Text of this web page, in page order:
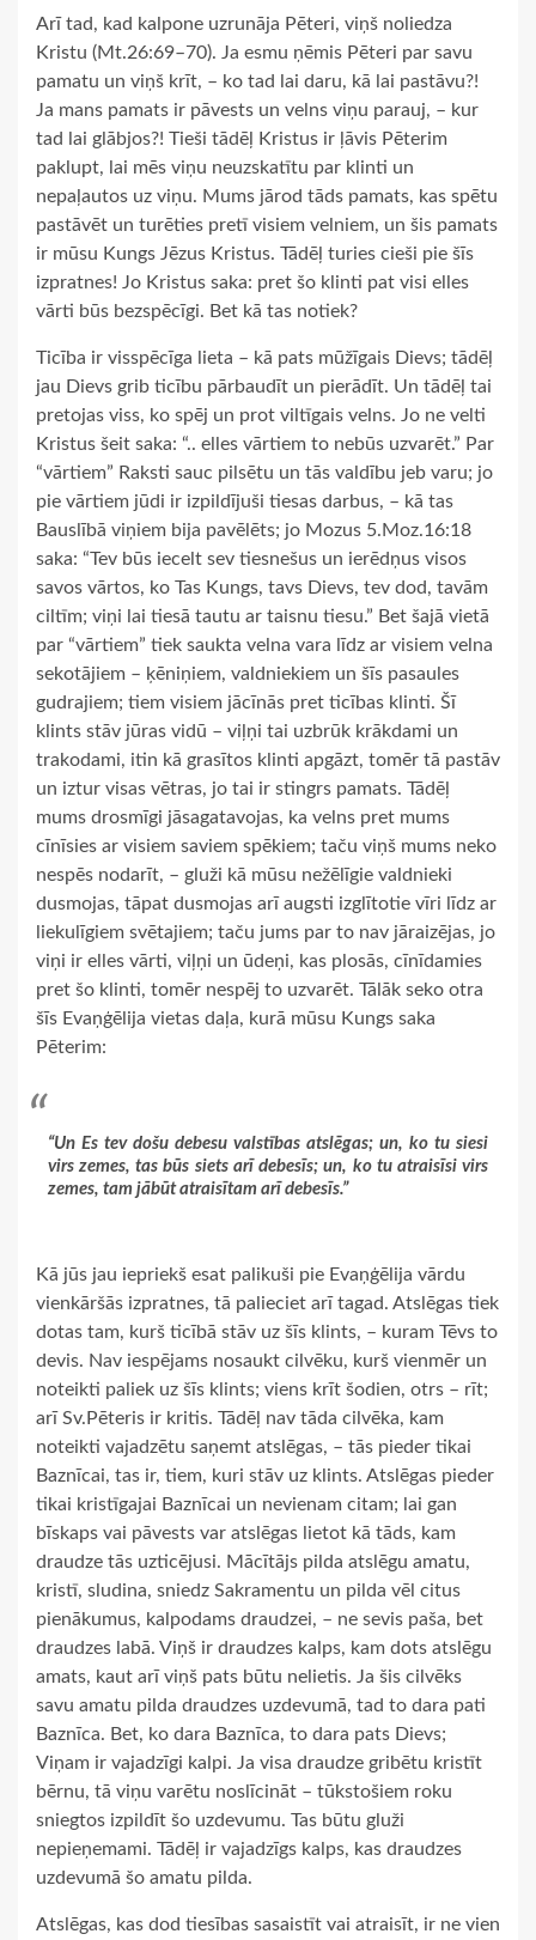
Arī tad, kad kalpone uzrunāja Pēteri, viņš noliedza
Kristu (Mt.26:69–70). Ja esmu ņēmis Pēteri par savu
pamatu un viņš krīt, – ko tad lai daru, kā lai pastāvu?!
Ja mans pamats ir pāvests un velns viņu parauj, – kur
tad lai glābjos?! Tieši tādēļ Kristus ir ļāvis Pēterim
paklupt, lai mēs viņu neuzskatītu par klinti un
nepaļautos uz viņu. Mums jārod tāds pamats, kas spētu
pastāvēt un turēties pretī visiem velniem, un šis pamats
ir mūsu Kungs Jēzus Kristus. Tādēļ turies cieši pie šīs
izpratnes! Jo Kristus saka: pret šo klinti pat visi elles
vārti būs bezspēcīgi. Bet kā tas notiek?
Ticība ir visspēcīga lieta – kā pats mūžīgais Dievs; tādēļ
jau Dievs grib ticību pārbaudīt un pierādīt. Un tādēļ tai
pretojas viss, ko spēj un prot viltīgais velns. Jo ne velti
Kristus šeit saka: “.. elles vārtiem to nebūs uzvarēt.” Par
“vārtiem” Raksti sauc pilsētu un tās valdību jeb varu; jo
pie vārtiem jūdi ir izpildījuši tiesas darbus, – kā tas
Bauslībā viņiem bija pavēlēts; jo Mozus 5.Moz.16:18
saka: “Tev būs iecelt sev tiesnešus un ierēdņus visos
savos vārtos, ko Tas Kungs, tavs Dievs, tev dod, tavām
ciltīm; viņi lai tiesā tautu ar taisnu tiesu.” Bet šajā vietā
par “vārtiem” tiek saukta velna vara līdz ar visiem velna
sekotājiem – ķēniņiem, valdniekiem un šīs pasaules
gudrajiem; tiem visiem jācīnās pret ticības klinti. Šī
klints stāv jūras vidū – viļņi tai uzbrūk krākdami un
trakodami, itin kā grasītos klinti apgāzt, tomēr tā pastāv
un iztur visas vētras, jo tai ir stingrs pamats. Tādēļ
mums drosmīgi jāsagatavojas, ka velns pret mums
cīnīsies ar visiem saviem spēkiem; taču viņš mums neko
nespēs nodarīt, – gluži kā mūsu nežēlīgie valdnieki
dusmojas, tāpat dusmojas arī augsti izglītotie vīri līdz ar
liekulīgiem svētajiem; taču jums par to nav jāraizējas, jo
viņi ir elles vārti, viļņi un ūdeņi, kas plosās, cīnīdamies
pret šo klinti, tomēr nespēj to uzvarēt. Tālāk seko otra
šīs Evaņģēlija vietas daļa, kurā mūsu Kungs saka
Pēterim:
“Un Es tev došu debesu valstības atslēgas; un, ko tu siesi
virs zemes, tas būs siets arī debesīs; un, ko tu atraisīsi virs
zemes, tam jābūt atraisītam arī debesīs.”
Kā jūs jau iepriekš esat palikuši pie Evaņģēlija vārdu
vienkāršās izpratnes, tā palieciet arī tagad. Atslēgas tiek
dotas tam, kurš ticībā stāv uz šīs klints, – kuram Tēvs to
devis. Nav iespējams nosaukt cilvēku, kurš vienmēr un
noteikti paliek uz šīs klints; viens krīt šodien, otrs – rīt;
arī Sv.Pēteris ir kritis. Tādēļ nav tāda cilvēka, kam
noteikti vajadzētu saņemt atslēgas, – tās pieder tikai
Baznīcai, tas ir, tiem, kuri stāv uz klints. Atslēgas pieder
tikai kristīgajai Baznīcai un nevienam citam; lai gan
bīskaps vai pāvests var atslēgas lietot kā tāds, kam
draudze tās uzticējusi. Mācītājs pilda atslēgu amatu,
kristī, sludina, sniedz Sakramentu un pilda vēl citus
pienākumus, kalpodams draudzei, – ne sevis paša, bet
draudzes labā. Viņš ir draudzes kalps, kam dots atslēgu
amats, kaut arī viņš pats būtu nelietis. Ja šis cilvēks
savu amatu pilda draudzes uzdevumā, tad to dara pati
Baznīca. Bet, ko dara Baznīca, to dara pats Dievs;
Viņam ir vajadzīgi kalpi. Ja visa draudze gribētu kristīt
bērnu, tā viņu varētu noslīcināt – tūkstošiem roku
sniegtos izpildīt šo uzdevumu. Tas būtu gluži
nepieņemami. Tādēļ ir vajadzīgs kalps, kas draudzes
uzdevumā šo amatu pilda.
Atslēgas, kas dod tiesības sasaistīt vai atraisīt, ir ne vien